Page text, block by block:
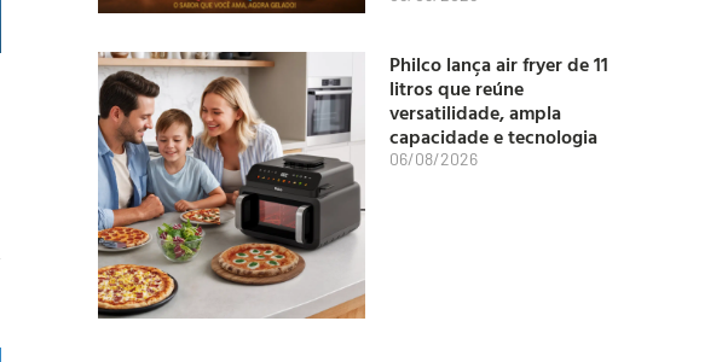
Philco lança air fryer de 11
litros que reúne
versatilidade, ampla
capacidade e tecnologia
06/08/2026